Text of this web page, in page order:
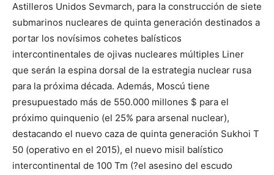
Astilleros Unidos Sevmarch, para la construcción de siete
submarinos nucleares de quinta generación destinados a
portar los novísimos cohetes balísticos
intercontinentales de ojivas nucleares múltiples Liner
que serán la espina dorsal de la estrategia nuclear rusa
para la próxima década. Además, Moscú tiene
presupuestado más de 550.000 millones $ para el
próximo quinquenio (el 25% para arsenal nuclear),
destacando el nuevo caza de quinta generación Sukhoi T
50 (operativo en el 2015), el nuevo misil balístico
intercontinental de 100 Tm (?el asesino del escudo